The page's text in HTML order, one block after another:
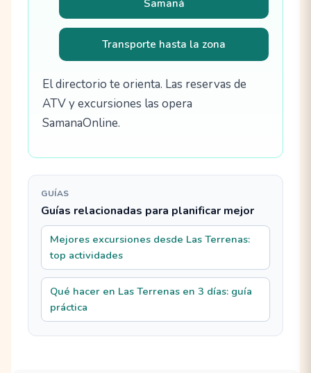
Samaná
Transporte hasta la zona
El directorio te orienta. Las reservas de
ATV y excursiones las opera
SamanaOnline.
GUÍAS
Guías relacionadas para planificar mejor
Mejores excursiones desde Las Terrenas:
top actividades
Qué hacer en Las Terrenas en 3 días: guía
práctica